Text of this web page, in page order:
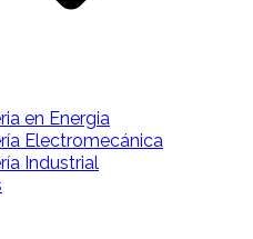
en Energia
Electromecánica
Industrial